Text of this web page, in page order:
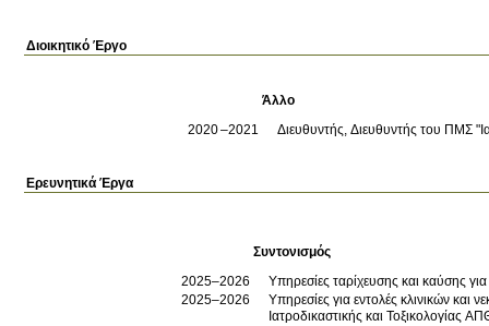
Διοικητικό Έργο
Άλλο
2020
2021 Διευθυντής, Διευθυντής του ΠΜΣ
Ερευνητικά Έργα
Συντονισμός
2025–2026
Υπηρεσίες ταρίχευσης και καύσης
2025–2026
Υπηρεσίες για εντολές κλινικών και
Ιατροδικαστικής και Τοξικολογίας